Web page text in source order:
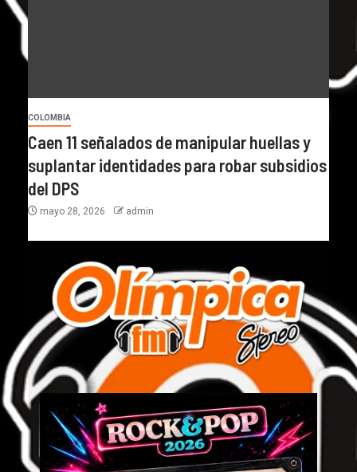
COLOMBIA
Caen 11 señalados de manipular huellas y
suplantar identidades para robar subsidios
del DPS
mayo 28, 2026 admin